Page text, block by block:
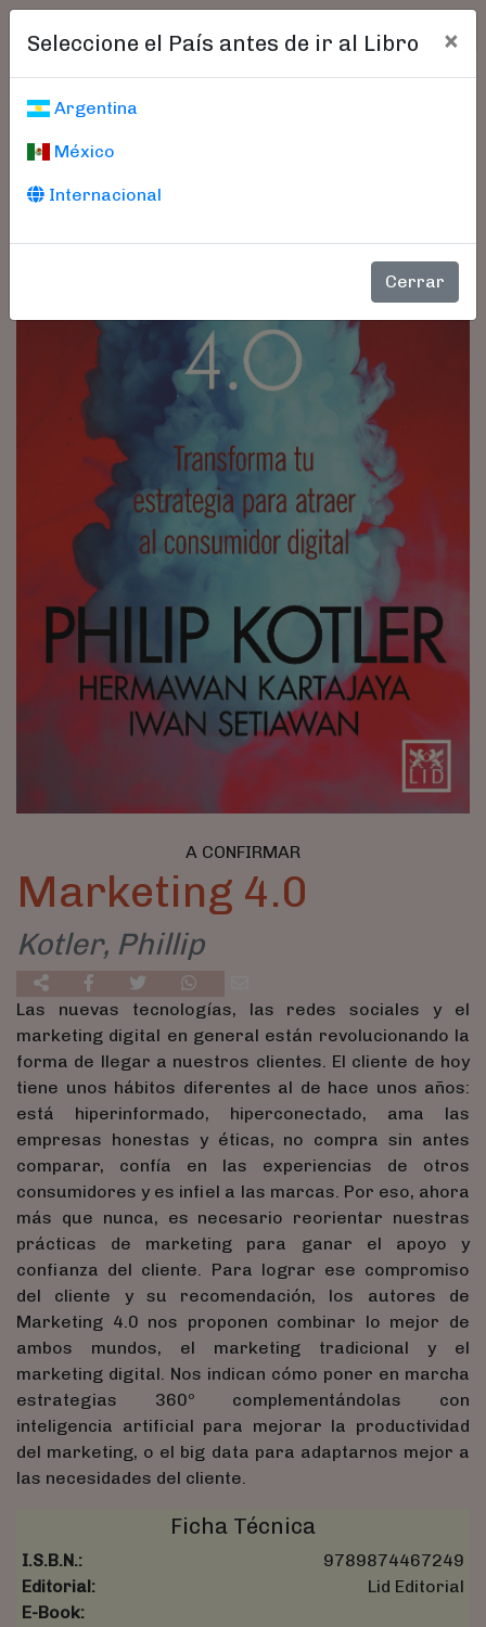
Seleccione el País antes de ir al Libro ×
Argentina
México
Internacional
Cerrar
A CONFIRMAR
Marketing 4.0
Kotler, Phillip
Las nuevas tecnologías, las redes sociales y el
marketing digital en general están revolucionando la
forma de llegar a nuestros clientes. El cliente de hoy
tiene unos hábitos diferentes al de hace unos años:
está hiperinformado, hiperconectado, ama las
empresas honestas y éticas, no compra sin antes
comparar, confía en las experiencias de otros
consumidores y es infiel a las marcas. Por eso, ahora
más que nunca, es necesario reorientar nuestras
prácticas de marketing para ganar el apoyo y
confianza del cliente. Para lograr ese compromiso
del cliente y su recomendación, los autores de
Marketing 4.0 nos proponen combinar lo mejor de
ambos mundos, el marketing tradicional y el
marketing digital. Nos indican cómo poner en marcha
estrategias 360º complementándolas con
inteligencia artificial para mejorar la productividad
del marketing, o el big data para adaptarnos mejor a
las necesidades del cliente.
Ficha Técnica
I.S.B.N.:
9789874467249
Editorial:
Lid Editorial
E-Book: